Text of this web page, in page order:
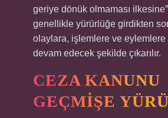
geriye dönük olmaması
genellikle yürürlüğe girdikten
olaylara, işlemlere ve
devam edecek şekilde çıkarılır.
CEZA KANUNU
GEÇMIŞE